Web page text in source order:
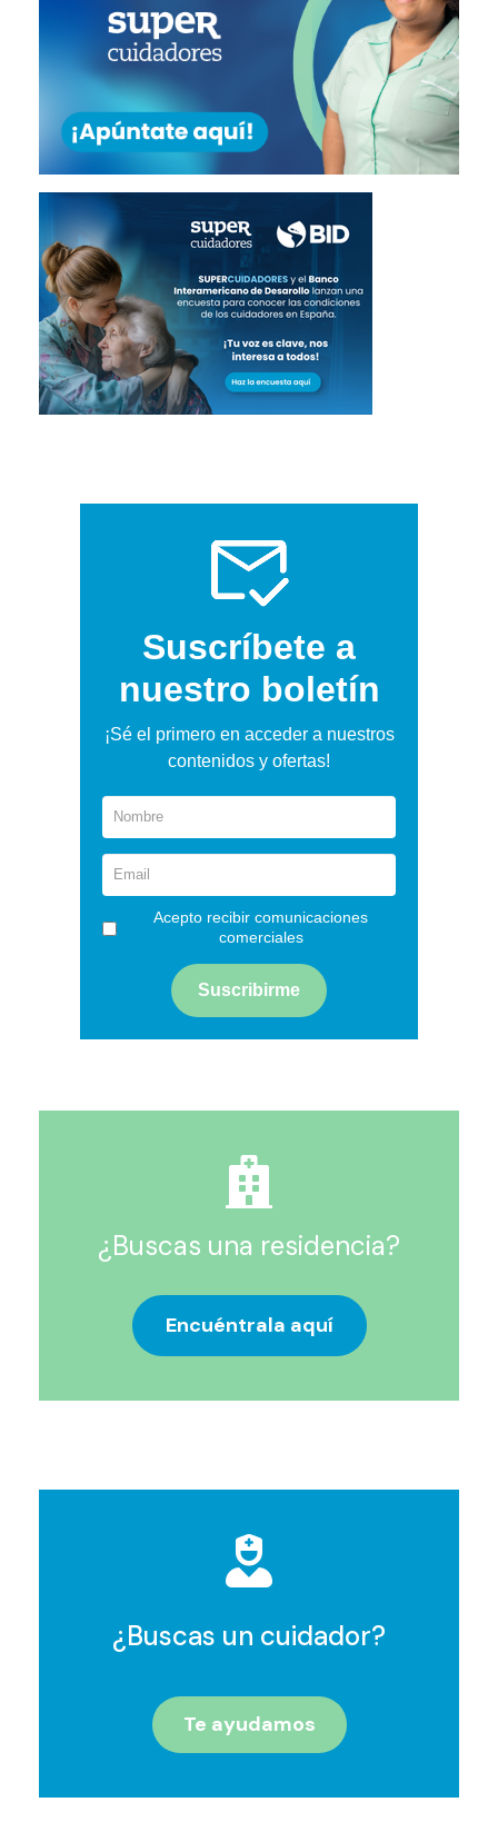
Suscríbete a
nuestro boletín
¡Sé el primero en acceder a nuestros
contenidos y ofertas!
Acepto recibir comunicaciones
comerciales
¿Buscas una residencia?
Encuéntrala aquí
¿Buscas un cuidador?
Te ayudamos